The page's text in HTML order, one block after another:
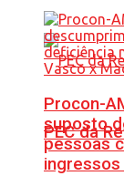
PEC da
Procon-
suposto
pessoas
ingressos